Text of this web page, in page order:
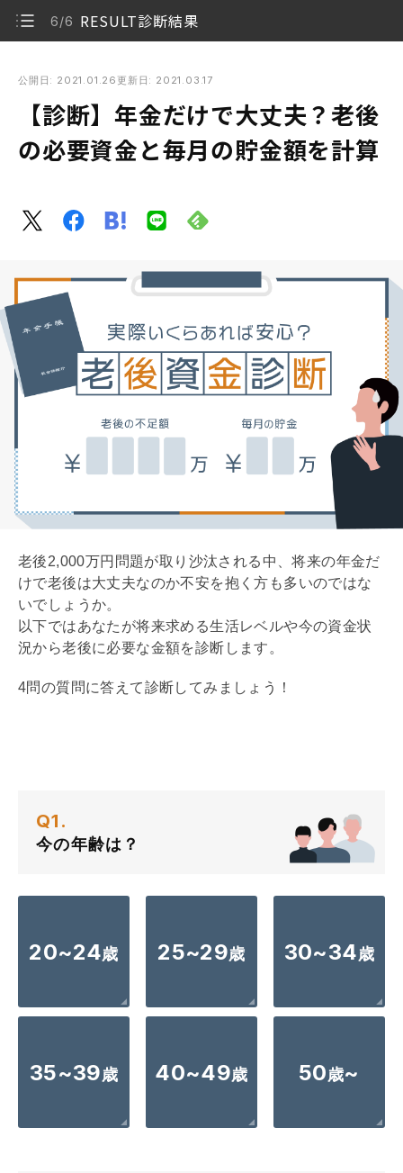
6/6 RESULT診断結果
計算
1/6 Q1.今の年齢は？
2/6 Q2.配偶者は？
5/6 RESULT診断結果
6/6 RESULT診断結果
公開日: 2021.01.26 更新日: 2021.03.17
【診断】年金だけで大丈夫？老後
の必要資金と毎月の貯金額を計算
老後2,000万円問題が取り沙汰される中、将来の年金だ
けで老後は大丈夫なのか不安を抱く方も多いのではな
いでしょうか。
以下ではあなたが将来求める生活レベルや今の資金状
況から老後に必要な金額を診断します。
4問の質問に答えて診断してみましょう！
Q1.
今の年齢は？
20~24歳 25~29歳 30~34 歳
35~39 歳 40~49歳 50 歳~